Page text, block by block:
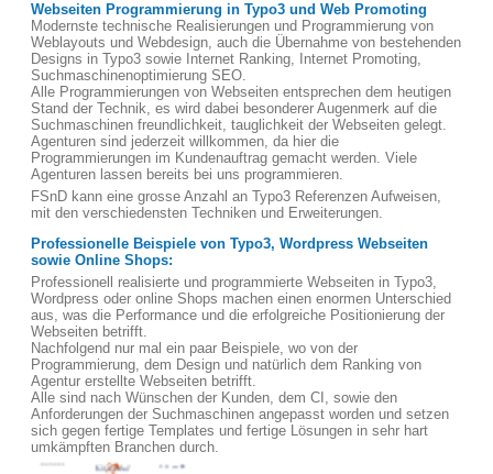
Webseiten Programmierung in Typo3 und Web Promoting
Modernste technische Realisierungen und Programmierung von
Weblayouts und Webdesign, auch die Übernahme von bestehenden
Designs in Typo3 sowie Internet Ranking, Internet Promoting,
Suchmaschinenoptimierung SEO.
Alle Programmierungen von Webseiten entsprechen dem heutigen
Stand der Technik, es wird dabei besonderer Augenmerk auf die
Suchmaschinen freundlichkeit, tauglichkeit der Webseiten gelegt.
Agenturen sind jederzeit willkommen, da hier die
Programmierungen im Kundenauftrag gemacht werden. Viele
Agenturen lassen bereits bei uns programmieren.
FSnD kann eine grosse Anzahl an Typo3 Referenzen Aufweisen,
mit den verschiedensten Techniken und Erweiterungen.
Professionelle Beispiele von Typo3, Wordpress Webseiten
sowie Online Shops:
Professionell realisierte und programmierte Webseiten in Typo3,
Wordpress oder online Shops machen einen enormen Unterschied
aus, was die Performance und die erfolgreiche Positionierung der
Webseiten betrifft.
Nachfolgend nur mal ein paar Beispiele, wo von der
Programmierung, dem Design und natürlich dem Ranking von
Agentur erstellte Webseiten betrifft.
Alle sind nach Wünschen der Kunden, dem CI, sowie den
Anforderungen der Suchmaschinen angepasst worden und setzen
sich gegen fertige Templates und fertige Lösungen in sehr hart
umkämpften Branchen durch.